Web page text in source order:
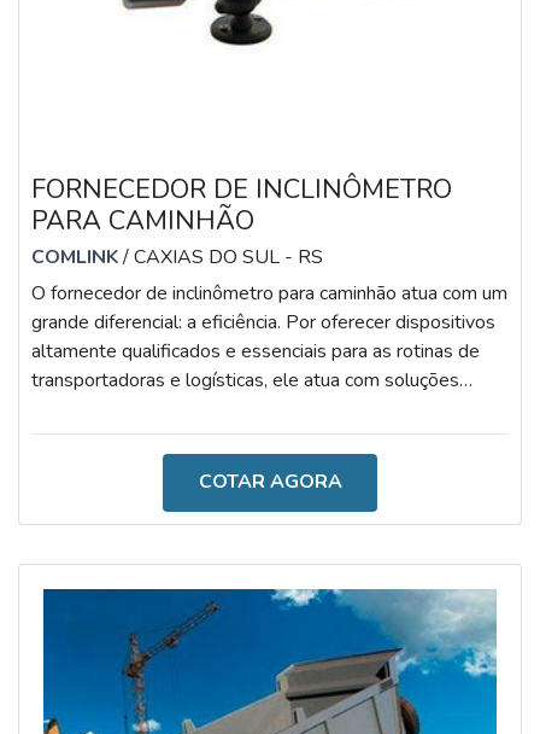
FORNECEDOR DE INCLINÔMETRO
PARA CAMINHÃO
COMLINK/ CAXIAS DO SUL - RS
O fornecedor de inclinômetro para caminhão atua com um
grande diferencial: a eficiência. Por oferecer dispositivos
altamente qualificados e essenciais para as rotinas de
transportadoras e logísticas, ele atua com soluções
desenvolvimento das atividades.AS PRINCIPAIS
que, com o grande número de acidentes causados por
acidentes de caminhão, o investimento em inclinômetros
COTAR AGORA